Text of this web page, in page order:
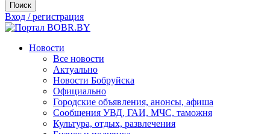
Поиск
Вход / регистрация
Новости
Все новости
Актуально
Новости Бобруйска
Официально
Городские объявления, анонсы, афиша
Сообщения УВД, ГАИ, МЧС, таможня
Культура, отдых, развлечения